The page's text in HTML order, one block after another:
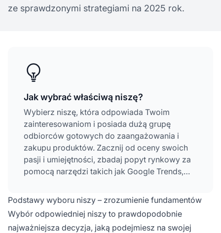
ze sprawdzonymi strategiami na 2025 rok.
Jak wybrać właściwą niszę?
Wybierz niszę, która odpowiada Twoim
zainteresowaniom i posiada dużą grupę
odbiorców gotowych do zaangażowania i
zakupu produktów. Zacznij od oceny swoich
pasji i umiejętności, zbadaj popyt rynkowy za
pomocą narzędzi takich jak Google Trends,
wybór poprzez testowanie przed pełnym
zaangażowaniem.
Podstawy wyboru niszy – zrozumienie fundamentów
Wybór odpowiedniej niszy to prawdopodobnie
najważniejsza decyzja, jaką podejmiesz na swojej